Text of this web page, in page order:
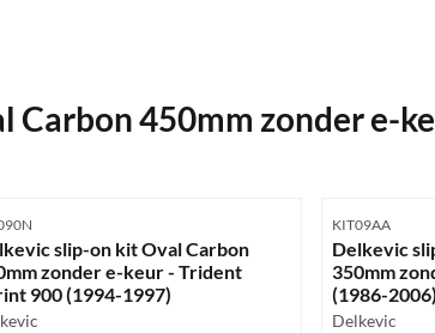
Carbon 450mm zonder e-
slip-on kit Oval Carbon
zonder e-keur - Trident
900 (1994-1997)
Artikelnummer
KIT09AA
Delkevic
350mm
(1986-2006)
Merk:
Delkevic